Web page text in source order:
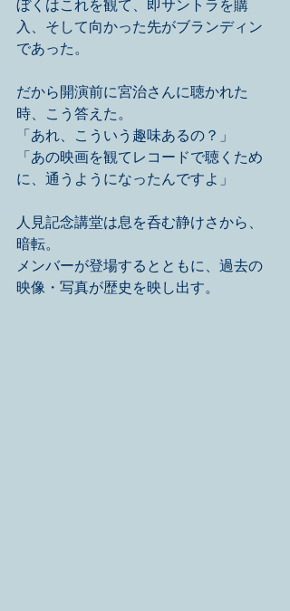
ぼくはこれを観て、即サントラを購
入、そして向かった先がブランディン
であった。
だから開演前に宮治さんに聴かれた
時、こう答えた。
「あれ、こういう趣味あるの？」
「あの映画を観てレコードで聴くため
に、通うようになったんですよ」
人見記念講堂は息を呑む静けさから、
暗転。
メンバーが登場するとともに、過去の
映像・写真が歴史を映し出す。